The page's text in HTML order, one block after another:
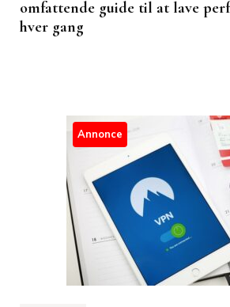
omfattende guide til at lave
hver gang
Annonce